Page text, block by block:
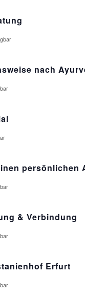
nach
persönlichen
& Verbindung
Erfurt